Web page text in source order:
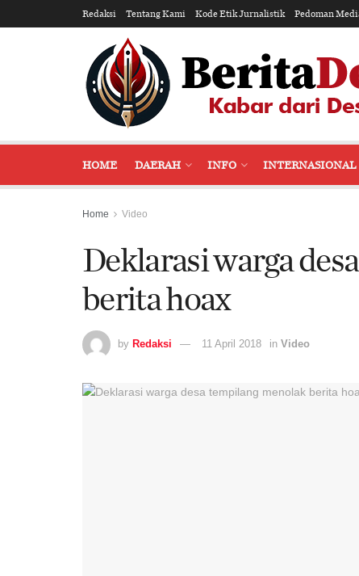
Redaksi Tentang Kami Kode Etik Jurnalistik Pedoman
HOME DAERAH INFO INTERNASIONAL
Home Video
Deklarasi warga
berita hoax
by Redaksi 11 April 2018 in Video